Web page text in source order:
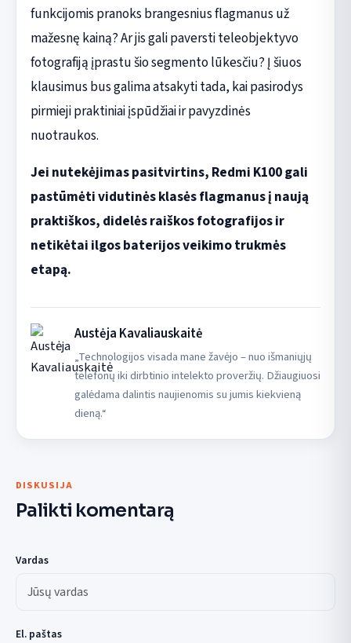
funkcijomis pranoks brangesnius flagmanus už
mažesnę kainą? Ar jis gali paversti teleobjektyvo
fotografiją įprastu šio segmento lūkesčiu? Į šiuos
klausimus bus galima atsakyti tada, kai pasirodys
pirmieji praktiniai įspūdžiai ir pavyzdinės
nuotraukos.
Jei nutekėjimas pasitvirtins, Redmi K100 gali
pastūmėti vidutinės klasės flagmanus į naują
praktiškos, didelės raiškos fotografijos ir
netikėtai ilgos baterijos veikimo trukmės
etapą.
Austėja Kavaliauskaitė
„Technologijos visada mane žavėjo – nuo išmaniųjų
telefonų iki dirbtinio intelekto proveržių. Džiaugiuosi
galėdama dalintis naujienomis su jumis kiekvieną
dieną.“
DISKUSIJA
Palikti komentarą
Vardas
El. paštas